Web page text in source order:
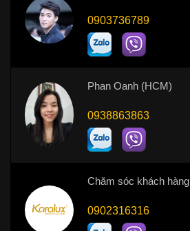
0903736789
Phan Oanh (HCM)
0938863863
Chăm sóc khách hàng
0902316316